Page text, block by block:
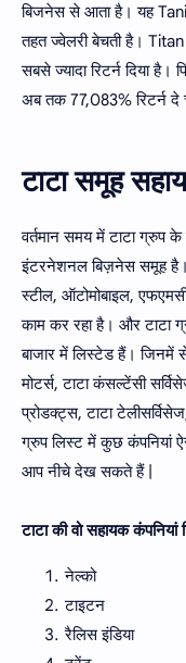
बिजनेस से आता है। यह
तहत ज्वेलरी बेचती है।
सबसे ज्यादा रिटर्न दिया
अब तक 77,083% रिटर्न दे
टाटा समूह
वर्तमान समय में टाटा ग्रुप
इंटरनेशनल बिज़नेस समूह है।
स्टील, ऑटोमोबाइल,
काम कर रहा है। और टाटा
बाजार में लिस्टेड हैं। जिनमें
मोटर्स, टाटा कंसल्टेंसी
प्रोडक्ट्स, टाटा
ग्रुप लिस्ट में कुछ कंपनियां
आप नीचे देख सकते हैं |
टाटा की वो सहायक
नेल्को
टाइटन
रैलिस इंडिया